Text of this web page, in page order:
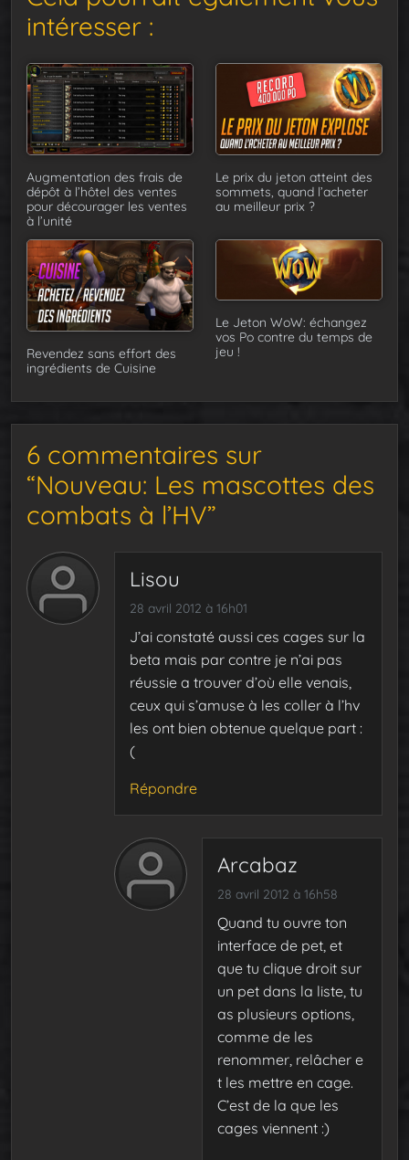
intéresser :
Augmentation des frais de
dépôt à l’hôtel des ventes
pour décourager les ventes
à l’unité
Le prix du jeton atteint des
sommets, quand l’acheter
au meilleur prix ?
Revendez sans effort des
ingrédients de Cuisine
Le Jeton WoW: échangez
vos Po contre du temps de
jeu !
6 commentaires sur
“Nouveau: Les mascottes des
combats à l’HV”
Lisou
28 avril 2012 à 16h01
J’ai constaté aussi ces cages sur la
beta mais par contre je n’ai pas
réussie a trouver d’où elle venais,
ceux qui s’amuse à les coller à l’hv
les ont bien obtenue quelque part :
(
Répondre
Arcabaz
28 avril 2012 à 16h58
Quand tu ouvre ton
interface de pet, et
que tu clique droit sur
un pet dans la liste, tu
as plusieurs options,
comme de les
renommer, relâcher e
t les mettre en cage.
C’est de la que les
cages viennent :)